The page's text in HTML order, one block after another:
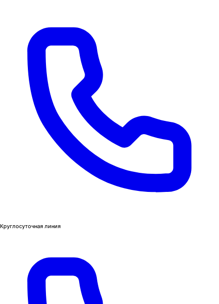
Круглосуточная линия